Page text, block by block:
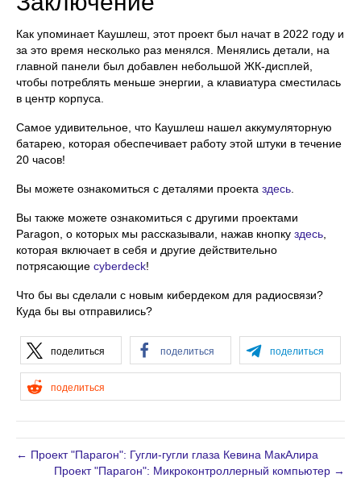
Как упоминает Каушлеш, этот проект был начат в 2022 году и
за это время несколько раз менялся. Менялись детали, на
главной панели был добавлен небольшой ЖК-дисплей,
чтобы потреблять меньше энергии, а клавиатура сместилась
в центр корпуса.
Самое удивительное, что Каушлеш нашел аккумуляторную
батарею, которая обеспечивает работу этой штуки в течение
20 часов!
Вы можете ознакомиться с деталями проекта здесь.
Вы также можете ознакомиться с другими проектами
Paragon, о которых мы рассказывали, нажав кнопку здесь,
которая включает в себя и другие действительно
потрясающие cyberdeck!
Что бы вы сделали с новым кибердеком для радиосвязи?
Куда бы вы отправились?
поделиться поделиться поделиться
поделиться
← Проект "Парагон": Гугли-гугли глаза Кевина МакАлира
Проект "Парагон": Микроконтроллерный компьютер →